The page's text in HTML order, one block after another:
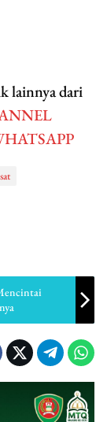
lainnya dari